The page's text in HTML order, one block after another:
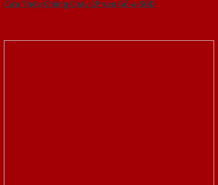
Cửa Thép Chống Cháy 2P van Gỗ-a-SGD